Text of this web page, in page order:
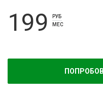
199
РУБ
МЕС